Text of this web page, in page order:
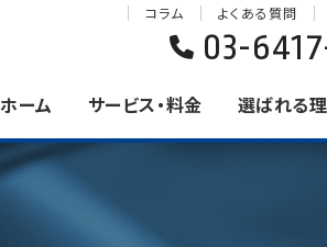
ホーム サービス・料金 選ばれる
コラム よくある質問
03-